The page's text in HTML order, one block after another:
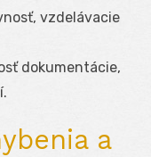
vzdelávacie
dokumentácie,
a